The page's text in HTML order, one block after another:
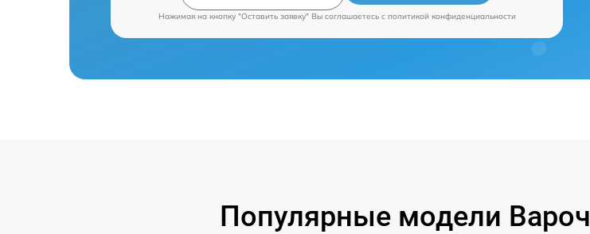
Нажимая на кнопку "Оставить заявку" Вы соглашаетесь c политикой конфиденциальности
Популярные модели